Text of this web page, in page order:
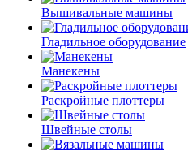
Вышивальные машины
Гладильное оборудование
Манекены
Раскройные плоттеры
Швейные столы